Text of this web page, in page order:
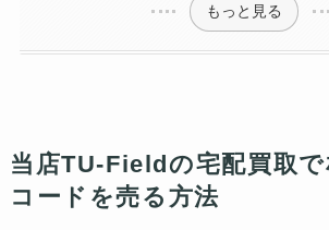
もっと見る
当店TU-Fieldの宅配買取
コードを売る方法